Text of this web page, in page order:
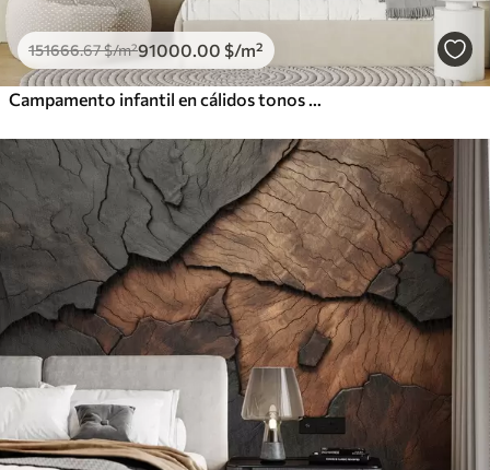
151666.67$/m²91000 .00 $/m²